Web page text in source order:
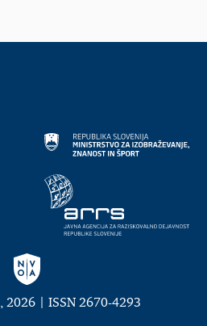
, 2026 | ISSN 2670-4293